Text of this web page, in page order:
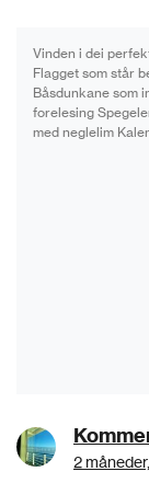
Vinden i dei
Flagget som står
Båsdunkane som
forelesing
med neglelim
2